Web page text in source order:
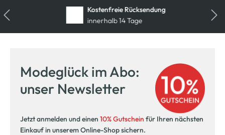
Kostenfreie Rücksendung
innerhalb 14 Tage
Modeglück im Abo:
unser Newsletter
Jetzt anmelden und einen 10% Gutschein für Ihren nächsten
Einkauf in unserem Online-Shop sichern.